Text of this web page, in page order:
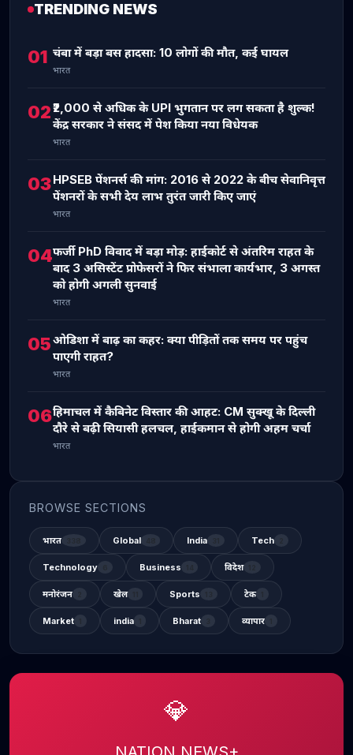
TRENDING NEWS
01 चंबा में बड़ा बस हादसा: 10 लोगों की मौत, कई घायल
भारत
02₹2,000 से अधिक के UPI भुगतान पर लग सकता है शुल्क!
केंद्र सरकार ने संसद में पेश किया नया विधेयक
भारत
03HPSEB पेंशनर्स की मांग: 2016 से 2022 के बीच सेवानिवृत्त
पेंशनरों के सभी देय लाभ तुरंत जारी किए जाएं
भारत
04फर्जी PhD विवाद में बड़ा मोड़: हाईकोर्ट से अंतरिम राहत के
बाद 3 असिस्टेंट प्रोफेसरों ने फिर संभाला कार्यभार, 3 अगस्त
को होगी अगली सुनवाई
भारत
05ओडिशा में बाढ़ का कहर: क्या पीड़ितों तक समय पर पहुंच
पाएगी राहत?
भारत
06हिमाचल में कैबिनेट विस्तार की आहट: CM सुक्खू के दिल्ली
दौरे से बढ़ी सियासी हलचल, हाईकमान से होगी अहम चर्चा
भारत
BROWSE SECTIONS
भारत Global India Tech
Technology Business विदेश
मनोरंजन खेल Sports टेक
Market india Bharat व्यापार
💎